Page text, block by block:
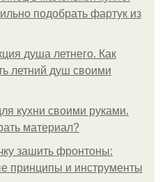
подобрать фартук из
душа летнего. Как
летний душ своими
кухни своими руками.
материал?
зашить фронтоны:
принципы и инструменты